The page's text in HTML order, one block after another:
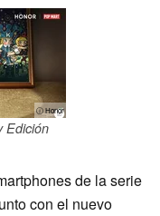
ⓘ Honor
Edición
de la serie
con el nuevo